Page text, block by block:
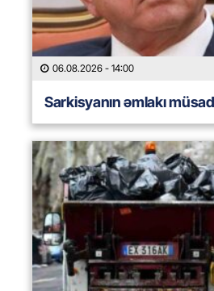
06.08.2026 - 14:00
Sarkisyanın əmlakı